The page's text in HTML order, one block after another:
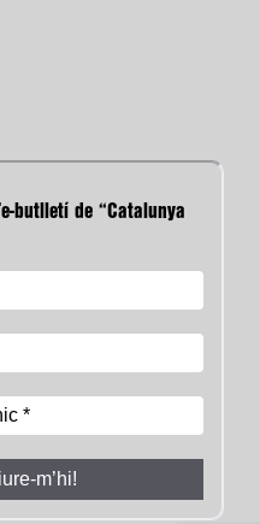
butlletí de “Catalunya